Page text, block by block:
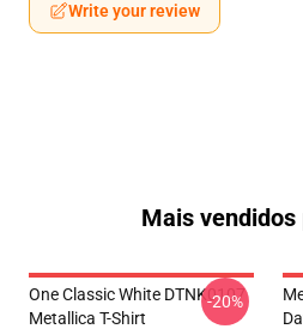
Write your review
Mais vendidos
One Classic White DTNK0107
Metallica T-Shirt
-20%